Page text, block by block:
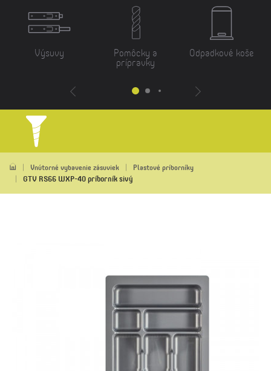
Výsuvy Pomôcky a
prípravky
Odpadkové koše
Vnútorné vybavenie zásuviek Plastové príborníky
GTV RS66 WXP-40 príborník sivý